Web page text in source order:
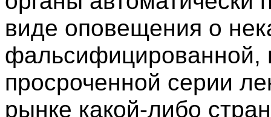
виде оповещения о
фальсифицированной,
просроченной серии
рынке какой-либо